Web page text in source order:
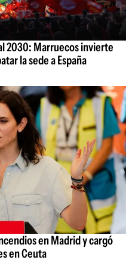
2030: Marruecos invierte
la sede a España
en Madrid y cargó
en Ceuta